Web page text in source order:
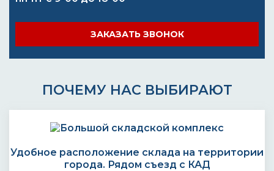
ЗАКАЗАТЬ ЗВОНОК
ПОЧЕМУ НАС ВЫБИРАЮТ
Удобное расположение склада на территории
города. Рядом съезд с КАД